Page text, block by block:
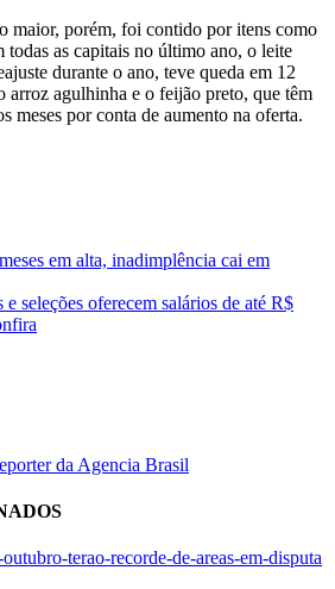
maior, porém, foi contido por itens como
todas as capitais no último ano, o leite
durante o ano, teve queda em 12
arroz agulhinha e o feijão preto, que têm
meses por conta de aumento na oferta.
em alta, inadimplência cai em
e seleções oferecem salários de até R$
da Agencia Brasil